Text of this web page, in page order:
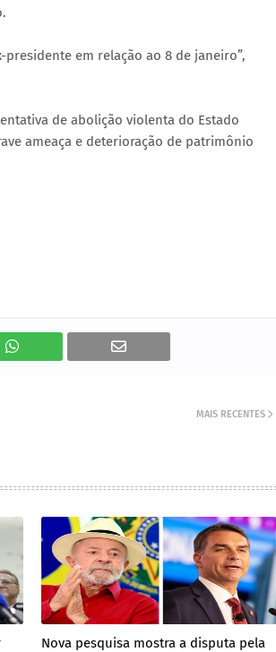
em relação ao 8 de janeiro”,
de abolição violenta do Estado
ameaça e deterioração de patrimônio
MAIS RECENTES
Nova pesquisa mostra a disputa pela